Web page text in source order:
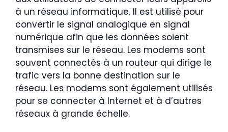
à un réseau informatique. Il est utilisé pour
convertir le signal analogique en signal
numérique afin que les données soient
transmises sur le réseau. Les modems sont
souvent connectés à un routeur qui dirige le
trafic vers la bonne destination sur le
réseau. Les modems sont également utilisés
pour se connecter à Internet et à d’autres
réseaux à grande échelle.